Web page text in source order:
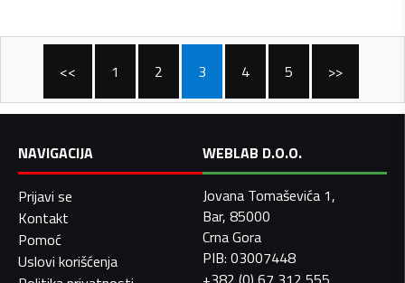
<< 1 2 3 4 5 >>
NAVIGACIJA
Prijavi se
Kontakt
Pomoć
Uslovi korišćenja
WEBLAB D.O.O.
Jovana Tomaševića 1,
Bar, 85000
Crna Gora
PIB: 03007448